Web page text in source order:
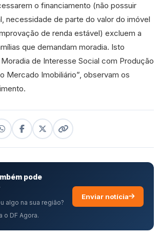
o financiamento (não possuir
necessidade de parte do valor do imóvel
de renda estável) excluem a
que demandam moradia. Isto
de Interesse Social com Produção
Mercado Imobiliário”, observam os
pode
algo na sua região?
o DF Agora.
Enviar notícia